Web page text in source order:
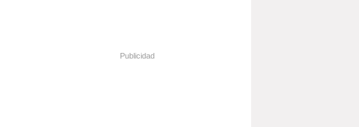
Publicidad